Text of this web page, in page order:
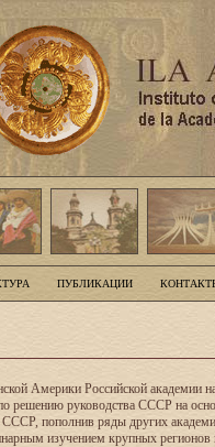
ПУБЛИКАЦИИ
Америки Российской
решению руководства СССР на
пополнив ряды других
изучением крупных регионов